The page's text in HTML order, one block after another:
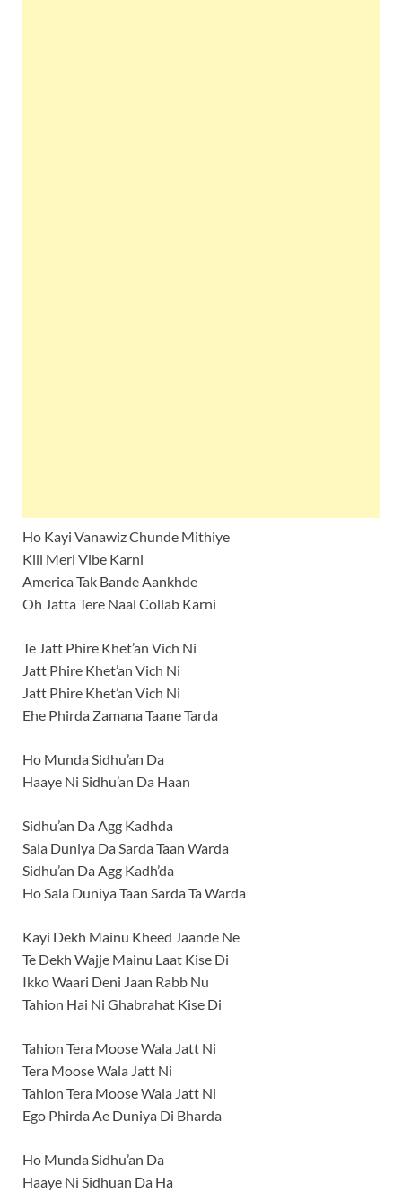
Ho Kayi Vanawiz Chunde Mithiye
Kill Meri Vibe Karni
America Tak Bande Aankhde
Oh Jatta Tere Naal Collab Karni
Te Jatt Phire Khet’an Vich Ni
Jatt Phire Khet’an Vich Ni
Jatt Phire Khet’an Vich Ni
Ehe Phirda Zamana Taane Tarda
Ho Munda Sidhu’an Da
Haaye Ni Sidhu’an Da Haan
Sidhu’an Da Agg Kadhda
Sala Duniya Da Sarda Taan Warda
Sidhu’an Da Agg Kadh’da
Ho Sala Duniya Taan Sarda Ta Warda
Kayi Dekh Mainu Kheed Jaande Ne
Te Dekh Wajje Mainu Laat Kise Di
Ikko Waari Deni Jaan Rabb Nu
Tahion Hai Ni Ghabrahat Kise Di
Tahion Tera Moose Wala Jatt Ni
Tera Moose Wala Jatt Ni
Tahion Tera Moose Wala Jatt Ni
Ego Phirda Ae Duniya Di Bharda
Ho Munda Sidhu’an Da
Haaye Ni Sidhuan Da Ha